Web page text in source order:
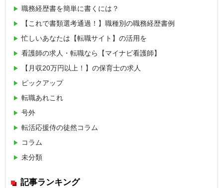
職務経歴書を簡単に書くには？
【これで書類選考通過！】職種別の職務経歴書例
忙しいあなたは【転職サイト】の活用を
看護師の求人・転職なら【マイナビ看護師】
【月収20万円以上！】の保育士の求人
ピックアップ
転職あれこれ
号外
転活応援侍の徒然コラム
コラム
未分類
記事ランキング